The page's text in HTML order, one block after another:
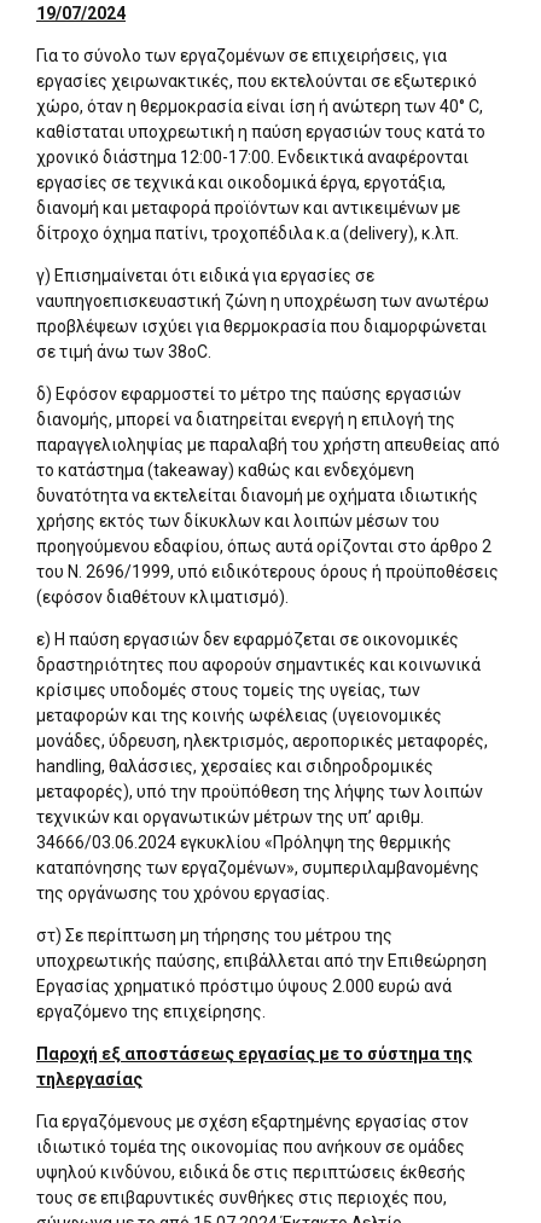
19/07/2024
Για το σύνολο των εργαζομένων σε επιχειρήσεις, για
εργασίες χειρωνακτικές, που εκτελούνται σε εξωτερικό
χώρο, όταν η θερμοκρασία είναι ίση ή ανώτερη των 40° C,
καθίσταται υποχρεωτική η παύση εργασιών τους κατά το
χρονικό διάστημα 12:00-17:00. Ενδεικτικά αναφέρονται
εργασίες σε τεχνικά και οικοδομικά έργα, εργοτάξια,
διανομή και μεταφορά προϊόντων και αντικειμένων με
δίτροχο όχημα πατίνι, τροχοπέδιλα κ.α (delivery), κ.λπ.
γ) Επισημαίνεται ότι ειδικά για εργασίες σε
ναυπηγοεπισκευαστική ζώνη η υποχρέωση των ανωτέρω
προβλέψεων ισχύει για θερμοκρασία που διαμορφώνεται
σε τιμή άνω των 38οC.
δ) Εφόσον εφαρμοστεί το μέτρο της παύσης εργασιών
διανομής, μπορεί να διατηρείται ενεργή η επιλογή της
παραγγελιοληψίας με παραλαβή του χρήστη απευθείας από
το κατάστημα (takeaway) καθώς και ενδεχόμενη
δυνατότητα να εκτελείται διανομή με οχήματα ιδιωτικής
χρήσης εκτός των δίκυκλων και λοιπών μέσων του
προηγούμενου εδαφίου, όπως αυτά ορίζονται στο άρθρο 2
του Ν. 2696/1999, υπό ειδικότερους όρους ή προϋποθέσεις
(εφόσον διαθέτουν κλιματισμό).
ε) Η παύση εργασιών δεν εφαρμόζεται σε οικονομικές
δραστηριότητες που αφορούν σημαντικές και κοινωνικά
κρίσιμες υποδομές στους τομείς της υγείας, των
μεταφορών και της κοινής ωφέλειας (υγειονομικές
μονάδες, ύδρευση, ηλεκτρισμός, αεροπορικές μεταφορές,
handling, θαλάσσιες, χερσαίες και σιδηροδρομικές
μεταφορές), υπό την προϋπόθεση της λήψης των λοιπών
τεχνικών και οργανωτικών μέτρων της υπ’ αριθμ.
34666/03.06.2024 εγκυκλίου «Πρόληψη της θερμικής
καταπόνησης των εργαζομένων», συμπεριλαμβανομένης
της οργάνωσης του χρόνου εργασίας.
στ) Σε περίπτωση μη τήρησης του μέτρου της
υποχρεωτικής παύσης, επιβάλλεται από την Επιθεώρηση
Εργασίας χρηματικό πρόστιμο ύψους 2.000 ευρώ ανά
εργαζόμενο της επιχείρησης.
Παροχή εξ αποστάσεως εργασίας με το σύστημα της
τηλεργασίας
Για εργαζόμενους με σχέση εξαρτημένης εργασίας στον
ιδιωτικό τομέα της οικονομίας που ανήκουν σε ομάδες
υψηλού κινδύνου, ειδικά δε στις περιπτώσεις έκθεσής
τους σε επιβαρυντικές συνθήκες στις περιοχές που,